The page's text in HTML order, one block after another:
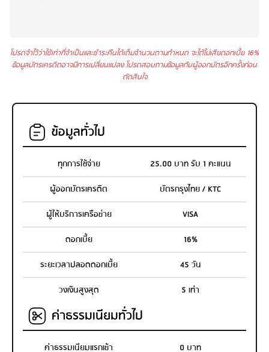
โปรดจำไว้ว่าใช้เท่าที่จำเป็นและชำระคืนได้เต็มจำนวนตามกำหนด จะได้ไม่เสียดอกเบี้ย 16%
ข้อมูลบัตรเครดิตอาจมีการเปลี่ยนแปลง โปรดสอบถามข้อมูลกับผู้ออกบัตรอีกครั้งก่อน
ตัดสินใจ
ข้อมูลทั่วไป
ทุกการใช้จ่าย
25.00 บาท รับ 1 คะแนน
ผู้ออกบัตรเครดิต
บัตรกรุงไทย / KTC
ผู้ให้บริการเครือข่าย
VISA
ดอกเบี้ย
16%
ระยะเวลาปลอดดอกเบี้ย
45 วัน
วงเงินสูงสุด
5 เท่า
ค่าธรรมเนียมทั่วไป
ค่าธรรมเนียมแรกเข้า 0 บาท